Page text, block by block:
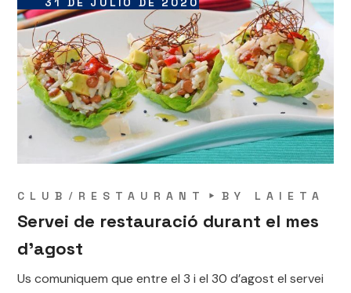
CLUB RESTAURANT BY LAIETA
Servei de restauració durant el mes
d’agost
Us comuniquem que entre el 3 i el 30 d’agost el servei